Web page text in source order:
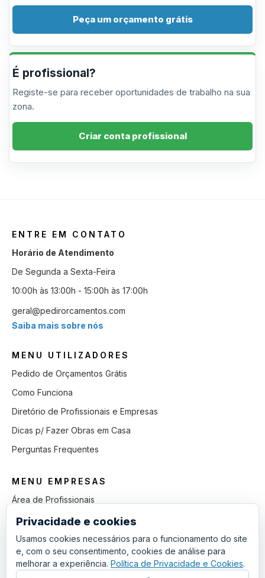
Peça um orçamento grátis
É profissional?
Registe-se para receber oportunidades de trabalho na sua
zona.
Criar conta profissional
ENTRE EM CONTATO
Horário de Atendimento
De Segunda a Sexta-Feira
10:00h às 13:00h - 15:00h às 17:00h
geral@pedirorcamentos.com
Saiba mais sobre nós
MENU UTILIZADORES
Pedido de Orçamentos Grátis
Como Funciona
Diretório de Profissionais e Empresas
Dicas p/ Fazer Obras em Casa
Perguntas Frequentes
MENU EMPRESAS
Área de Profissionais
Como Funciona
Lista de Pedidos em Aberto
Como Ganhar mais Obras
Perguntas Frequentes
Privacidade e cookies
Usamos cookies necessários para o funcionamento do site
e, com o seu consentimento, cookies de análise para
melhorar a experiência. Política de Privacidade e Cookies.